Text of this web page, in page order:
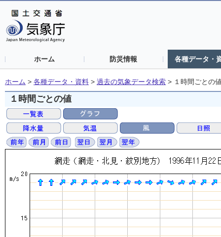
ホーム 防災情報 各種データ・
ホーム > 各種データ・資料 > 過去の気象データ検索 > １時間ごとの
１時間ごとの値